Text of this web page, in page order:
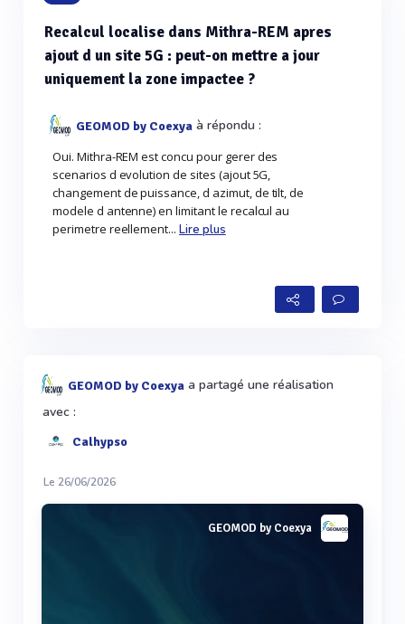
Recalcul localise dans Mithra-REM apres
ajout d un site 5G : peut-on mettre a jour
uniquement la zone impactee ?
GEOMOD by Coexya à répondu :
Oui. Mithra-REM est concu pour gerer des
scenarios d evolution de sites (ajout 5G,
changement de puissance, d azimut, de tilt, de
modele d antenne) en limitant le recalcul au
perimetre reellement...Lire plus
GEOMOD by Coexya a partagé une réalisation
avec :
Calhypso
Le 26/06/2026
GEOMOD by Coexya